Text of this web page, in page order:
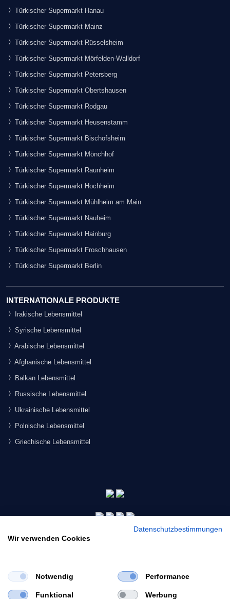
Türkischer Supermarkt Hanau
Türkischer Supermarkt Mainz
Türkischer Supermarkt Rüsselsheim
Türkischer Supermarkt Mörfelden-Walldorf
Türkischer Supermarkt Petersberg
Türkischer Supermarkt Obertshausen
Türkischer Supermarkt Rodgau
Türkischer Supermarkt Heusenstamm
Türkischer Supermarkt Bischofsheim
Türkischer Supermarkt Mönchhof
Türkischer Supermarkt Raunheim
Türkischer Supermarkt Hochheim
Türkischer Supermarkt Mühlheim am Main
Türkischer Supermarkt Nauheim
Türkischer Supermarkt Hainburg
Türkischer Supermarkt Froschhausen
Türkischer Supermarkt Berlin
INTERNATIONALE PRODUKTE
Irakische Lebensmittel
Syrische Lebensmittel
Arabische Lebensmittel
Afghanische Lebensmittel
Balkan Lebensmittel
Russische Lebensmittel
Ukrainische Lebensmittel
Polnische Lebensmittel
Griechische Lebensmittel
Datenschutzbestimmungen
Wir verwenden Cookies
Notwendig Performance
Funktional Werbung